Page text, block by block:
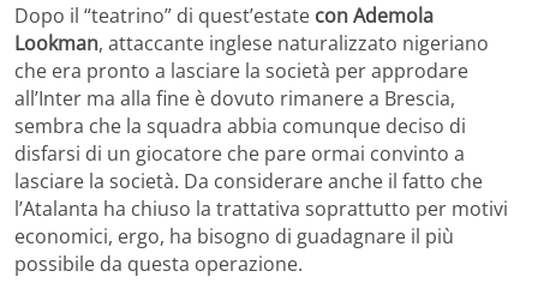
Dopo il “teatrino” di quest’estate con Ademola
Lookman, attaccante inglese naturalizzato nigeriano
che era pronto a lasciare la società per approdare
all’Inter ma alla fine è dovuto rimanere a Brescia,
sembra che la squadra abbia comunque deciso di
disfarsi di un giocatore che pare ormai convinto a
lasciare la società. Da considerare anche il fatto che
l’Atalanta ha chiuso la trattativa soprattutto per motivi
economici, ergo, ha bisogno di guadagnare il più
possibile da questa operazione.